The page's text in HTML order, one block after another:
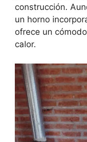
construcción.
un horno
ofrece un
calor.